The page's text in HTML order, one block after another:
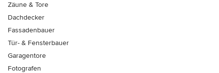
Zäune & Tore
Dachdecker
Fassadenbauer
Tür- & Fensterbauer
Garagentore
Fotografen